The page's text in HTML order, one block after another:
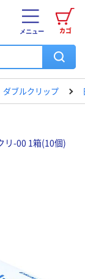
カゴ
メニュー
ダブルクリップ
リ-00 1箱(10個)